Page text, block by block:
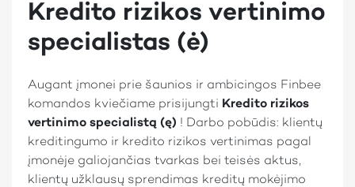
Kredito rizikos vertinimo
specialistas (ė)
Augant įmonei prie šaunios ir ambicingos Finbee
komandos kviečiame prisijungti Kredito rizikos
vertinimo specialistą (ę) ! Darbo pobūdis: klientų
kreditingumo ir kredito rizikos vertinimas pagal
įmonėje galiojančias tvarkas bei teisės aktus,
klientų užklausų sprendimas kreditų mokėjimo